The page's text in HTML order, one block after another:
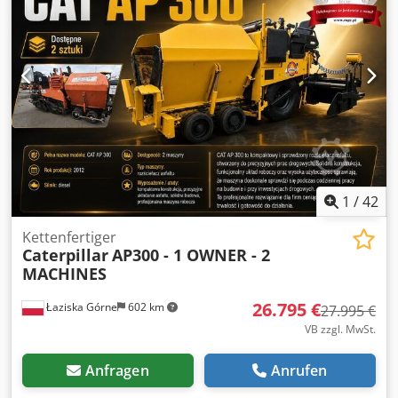
MEHRWERTSTEUER KORENBLIK MACHINERY BV. VEENWEG
5 6733 AG APELDOORN NIEDERLANDE UST-ID:
NL864089764B01
1 /42
Łaziska Górne 602 km
Kettenfertiger
CaterpillarAP300 - 1 OWNER - 2
MACHINES
26.795 €27.995 €
VB zzgl. MwSt.
Anfragen Anrufen